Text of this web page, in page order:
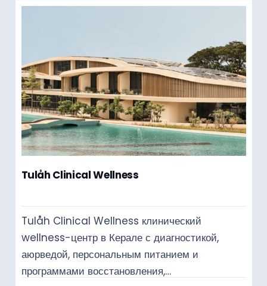
Tulåh Clinical Wellness
Tulåh Clinical Wellness клинический
wellness-центр в Керале с диагностикой,
аюрведой, персональным питанием и
программами восстановления,…